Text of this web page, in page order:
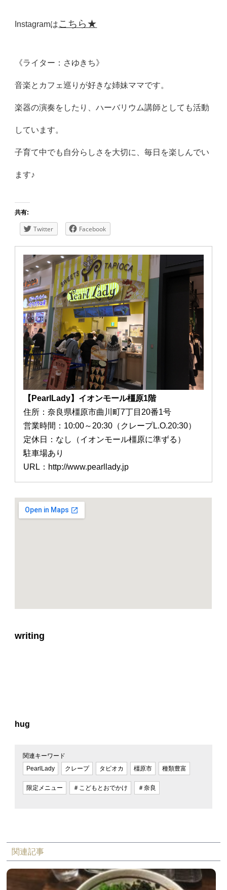
Instagramはこちら★
《ライター：さゆきち》
音楽とカフェ巡りが好きな姉妹ママです。
楽器の演奏をしたり、ハーバリウム講師としても活動
しています。
子育て中でも自分らしさを大切に、毎日を楽しんでい
ます♪
共有:
Twitter Facebook
【PearlLady】イオンモール橿原1階
住所：奈良県橿原市曲川町7丁目20番1号
営業時間：10:00～20:30（クレープL.O.20:30）
定休日：なし（イオンモール橿原に準ずる）
駐車場あり
URL：http://www.pearllady.jp
writing
hug
関連キーワード
PearlLady
クレープ タピオカ 橿原市 種類豊富
限定メニュー ＃こどもとおでかけ ＃奈良
関連記事